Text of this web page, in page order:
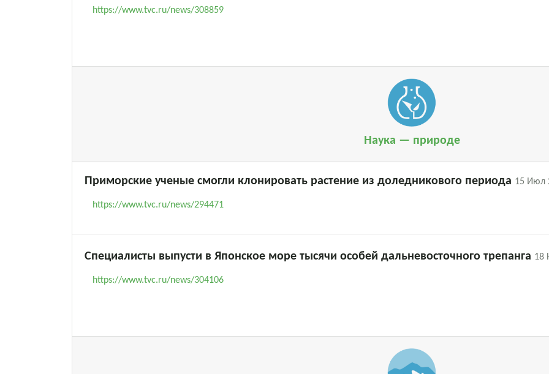
https://www.tvc.ru/news/308859
Наука — природе
Приморские ученые смогли клонировать растение из доледникового периода 15 Июл
https://www.tvc.ru/news/294471
Специалисты выпусти в Японское море тысячи особей дальневосточного трепанга 18
https://www.tvc.ru/news/304106